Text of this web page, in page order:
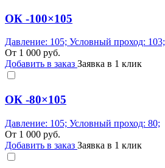
ОК -100×105
Давление: 105; Условный проход: 103;
От 1 000 руб.
Добавить в заказ Заявка в 1 клик
ОК -80×105
Давление: 105; Условный проход: 80;
От 1 000 руб.
Добавить в заказ Заявка в 1 клик